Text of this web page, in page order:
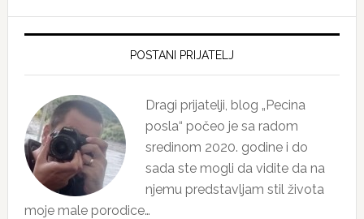
Primary
POSTANI PRIJATELJ
Dragi prijatelji, blog „Pecina
posla“ počeo je sa radom
sredinom 2020. godine i do
sada ste mogli da vidite da na
njemu predstavljam stil života
moje male porodice…